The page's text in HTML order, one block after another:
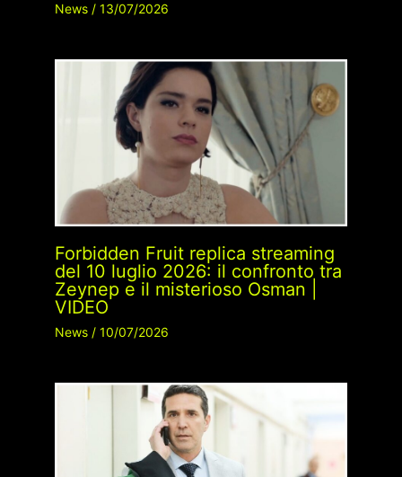
News/ 13/07/2026
Forbidden Fruit replica streaming
del 10 luglio 2026: il confronto tra
Zeynep e il misterioso Osman |
VIDEO
News/ 10/07/2026